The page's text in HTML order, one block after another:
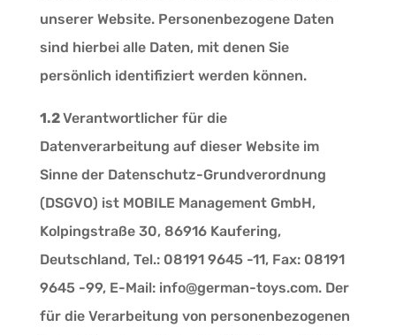
unserer Website. Personenbezogene Daten
sind hierbei alle Daten, mit denen Sie
persönlich identifiziert werden können.
1.2Verantwortlicher für die
Datenverarbeitung auf dieser Website im
Sinne der Datenschutz-Grundverordnung
(DSGVO) ist MOBILE Management GmbH,
Kolpingstraße 30, 86916 Kaufering,
Deutschland, Tel.: 08191 9645 -11, Fax: 08191
9645 -99, E-Mail: info@german-toys.com. Der
für die Verarbeitung von personenbezogenen